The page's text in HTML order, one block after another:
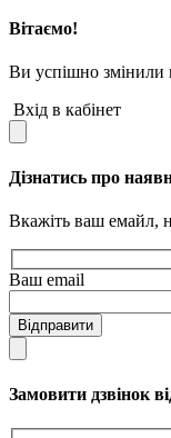
Вітаємо!
Ви успішно змінили
Вхід в кабінет
Дізнатись про
Вкажіть ваш емайл,
Ваш email
Відправити
Замовити дзвінок